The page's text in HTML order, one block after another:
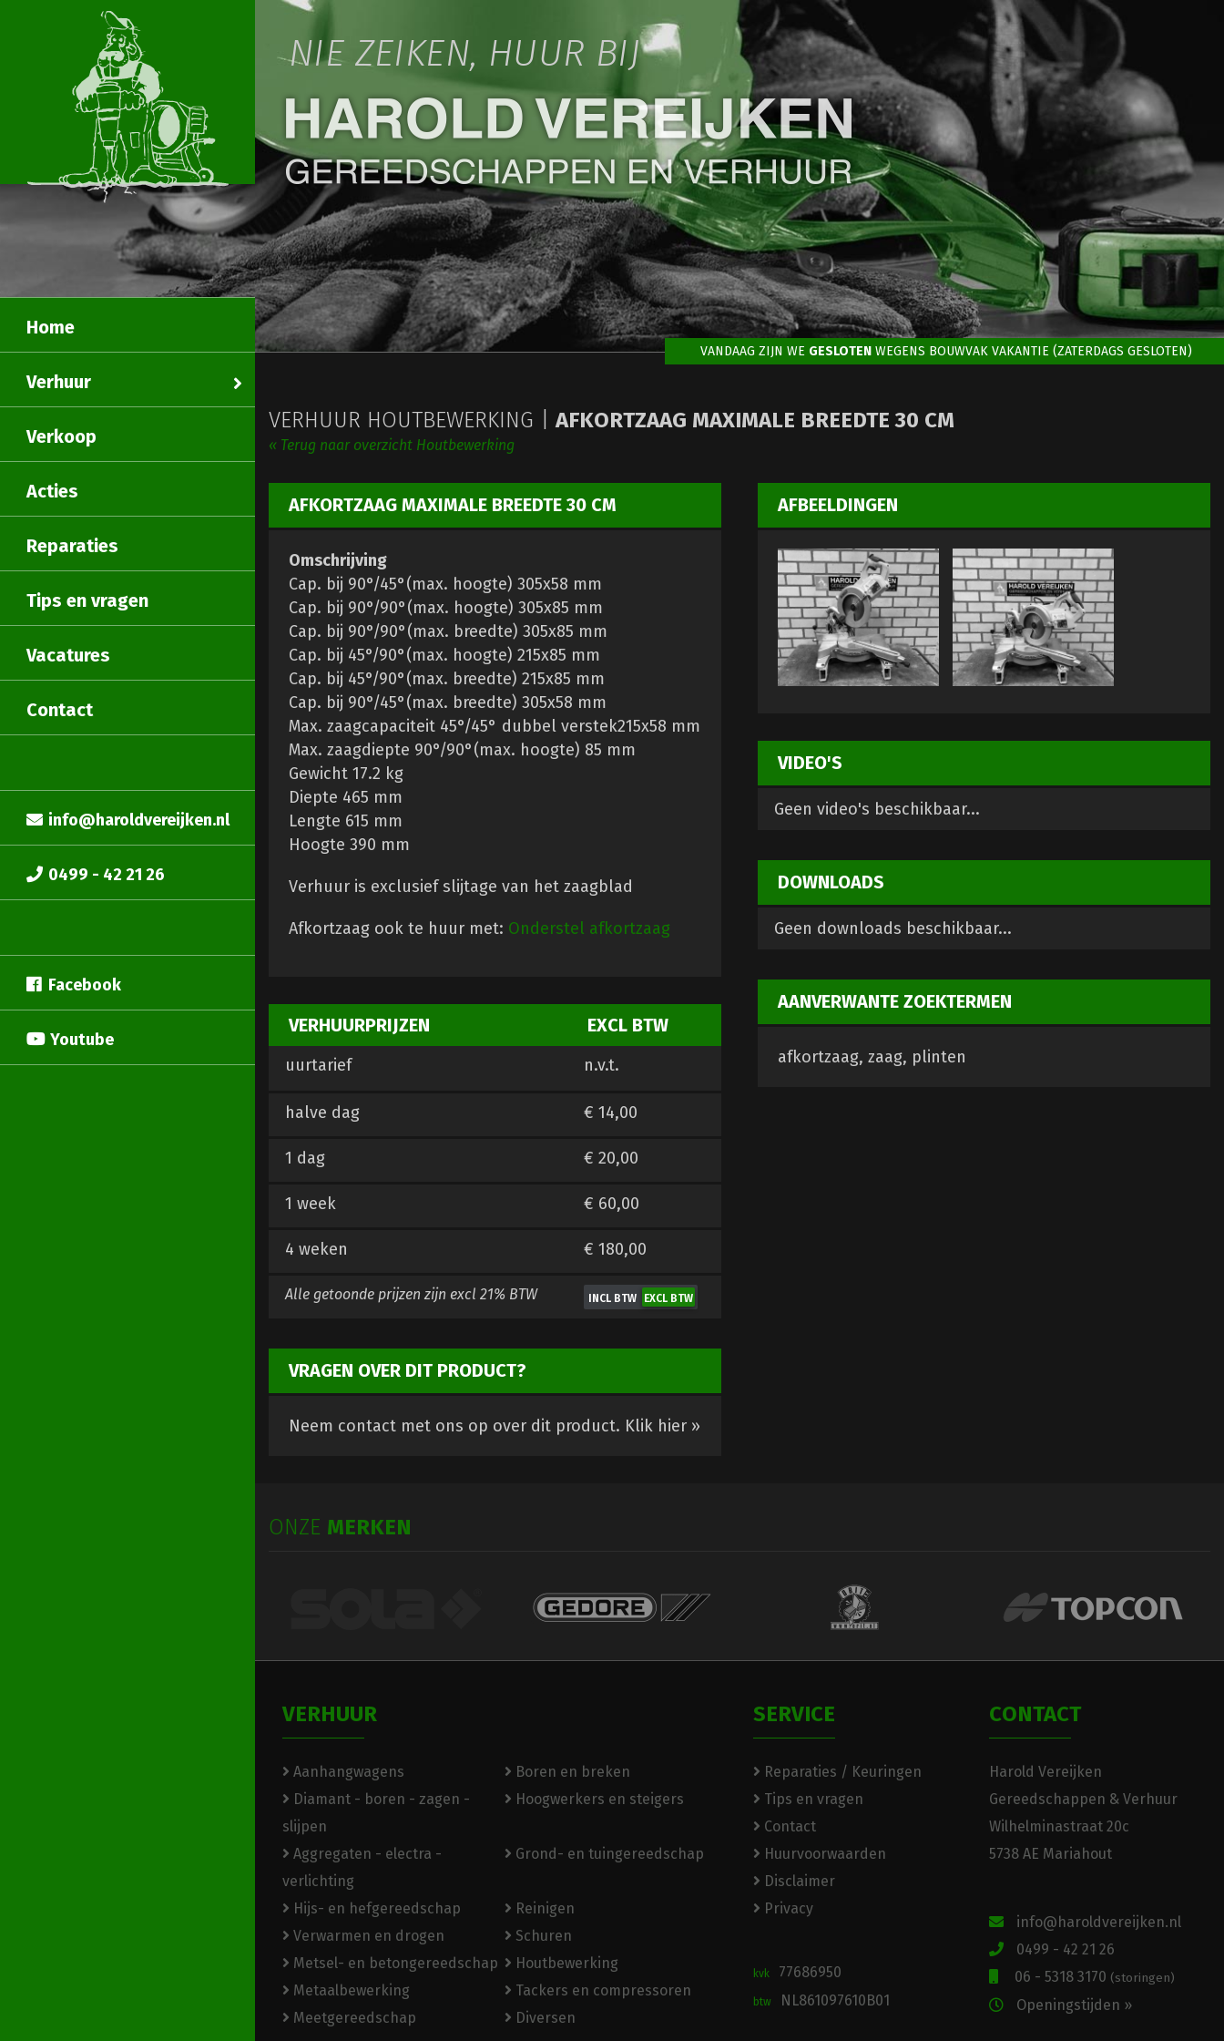
NIE ZEIKEN, HUUR BIJ
Home
Verhuur
Verkoop
Acties
Reparaties
Tips en vragen
Vacatures
Contact
info@haroldvereijken.nl
0499 - 42 21 26
Facebook
Youtube
VANDAAG ZIJN WE GESLOTEN WEGENS BOUWVAK VAKANTIE (ZATERDAGS GESLOTEN)
VERHUUR HOUTBEWERKING |AFKORTZAAG MAXIMALE BREEDTE 30 CM
« Terug naar overzicht Houtbewerking
AFKORTZAAG MAXIMALE BREEDTE 30 CM
Omschrijving
Cap. bij 90°/45°(max. hoogte) 305x58 mm
Cap. bij 90°/90°(max. hoogte) 305x85 mm
Cap. bij 90°/90°(max. breedte) 305x85 mm
Cap. bij 45°/90°(max. hoogte) 215x85 mm
Cap. bij 45°/90°(max. breedte) 215x85 mm
Cap. bij 90°/45°(max. breedte) 305x58 mm
Max. zaagcapaciteit 45°/45° dubbel verstek215x58 mm
Max. zaagdiepte 90°/90°(max. hoogte) 85 mm
Gewicht 17.2 kg
Diepte 465 mm
Lengte 615 mm
Hoogte 390 mm
Verhuur is exclusief slijtage van het zaagblad
Afkortzaag ook te huur met: Onderstel afkortzaag
VERHUURPRIJZEN EXCL BTW
uurtarief n.v.t.
halve dag € 14,00
1 dag € 20,00
1 week € 60,00
4 weken € 180,00
Alle getoonde prijzen zijn excl 21% BTW
VRAGEN OVER DIT PRODUCT?
Neem contact met ons op over dit product. Klik hier »
AFBEELDINGEN
VIDEO'S
Geen video's beschikbaar...
DOWNLOADS
Geen downloads beschikbaar...
AANVERWANTE ZOEKTERMEN
afkortzaag, zaag, plinten
ONZE MERKEN
VERHUUR
Aanhangwagens
Boren en breken
Diamant - boren - zagen -
slijpen
Hoogwerkers en steigers
Aggregaten - electra -
verlichting
Grond- en tuingereedschap
Hijs- en hefgereedschap
Reinigen
Verwarmen en drogen
Schuren
Metsel- en betongereedschap
Houtbewerking
Metaalbewerking
Tackers en compressoren
Meetgereedschap
Diversen
SERVICE
Reparaties / Keuringen
Tips en vragen
Contact
Huurvoorwaarden
Disclaimer
Privacy
kvk 77686950
btw NL861097610B01
CONTACT
Harold Vereijken
Gereedschappen & Verhuur
Wilhelminastraat 20c
5738 AE Mariahout
info@haroldvereijken.nl
0499 - 42 21 26
06 - 5318 3170 (storingen)
Openingstijden »